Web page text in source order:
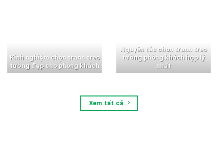
Kinh nghiệm chọn tranh treo
tường đẹp cho phòng khách
Nguyên tắc chọn tranh treo
tường phòng khách hợp lý
nhất
Xem tất cả